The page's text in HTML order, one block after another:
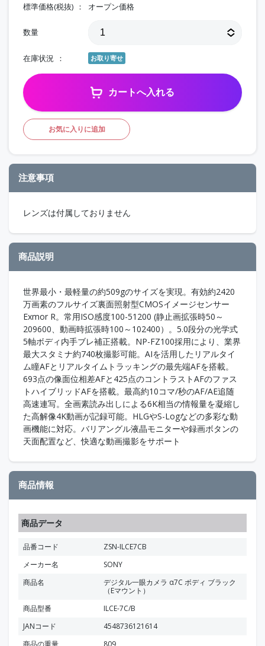
標準価格(税抜) オープン価格
数量
在庫状況 お取り寄せ
カートへ入れる
お気に入りに追加
注意事項
レンズは付属しておりません
商品説明
世界最小・最軽量の約509gのサイズを実現。有効約2420
万画素のフルサイズ裏面照射型CMOSイメージセンサー
Exmor R。常用ISO感度100-51200 (静止画拡張時50～
209600、動画時拡張時100～102400）。5.0段分の光学式
5軸ボディ内手ブレ補正搭載。NP-FZ100採用により、業界
最大スタミナ約740枚撮影可能。AIを活用したリアルタイ
ム瞳AFとリアルタイムトラッキングの最先端AFを搭載。
693点の像面位相差AFと425点のコントラストAFのファス
トハイブリッドAFを搭載。最高約10コマ/秒のAF/AE追随
高速連写。全画素読み出しによる6K相当の情報量を凝縮し
た高解像4K動画が記録可能。HLGやS-Logなどの多彩な動
画機能に対応。バリアングル液晶モニターや録画ボタンの
天面配置など、快適な動画撮影をサポート
商品情報
商品データ
品番コード
ZSN-ILCE7CB
メーカー名
SONY
商品名
デジタル一眼カメラ α7C ボディ ブラック
（Eマウント）
商品型番
ILCE-7C/B
JANコード
4548736121614
商品の重量
809